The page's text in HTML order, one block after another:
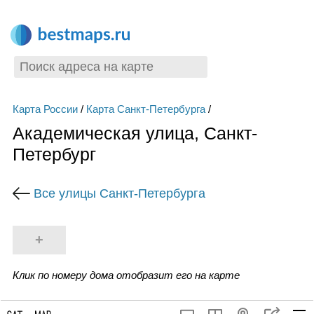
Карта России/ Карта Санкт-Петербурга/
Академическая улица, Санкт-
Петербург
Все улицы Санкт-Петербурга
+
Клик по номеру дома отобразит его на карте